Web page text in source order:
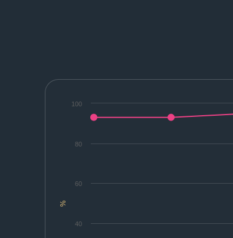
%
40
60
80
100